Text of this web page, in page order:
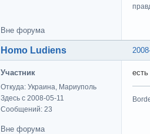
Вне форума
Homo Ludiens
Участник
Откуда: Украина, Мариуполь
Здесь с 2008-05-11
Сообщений: 23
Вне форума